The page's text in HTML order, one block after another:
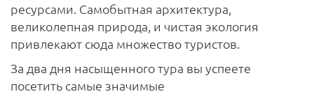
ресурсами. Самобытная архитектура,
великолепная природа, и чистая экология
привлекают сюда множество туристов.
За два дня насыщенного тура вы успеете
посетить самые значимые